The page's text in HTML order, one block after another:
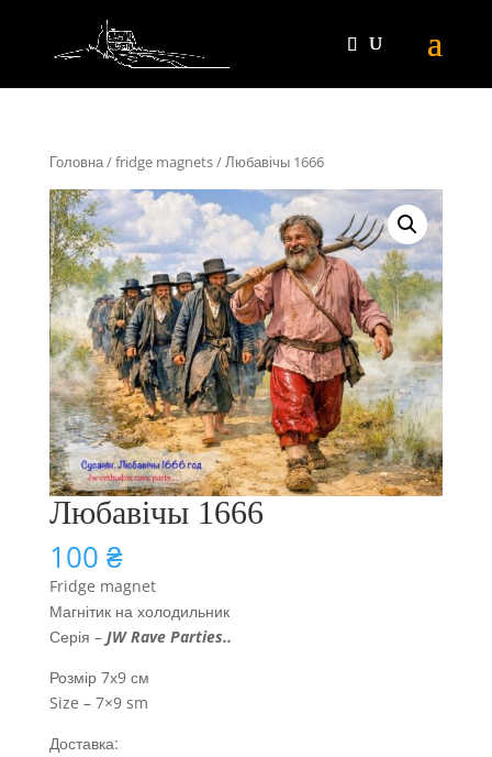
Головна/fridge magnets/ Любавічы 1666
Любавічы 1666
100 ₴
Fridge magnet
Магнітик на холодильник
Серія – JW Rave Parties..
Розмір 7х9 см
Size – 7×9 sm
Доставка: